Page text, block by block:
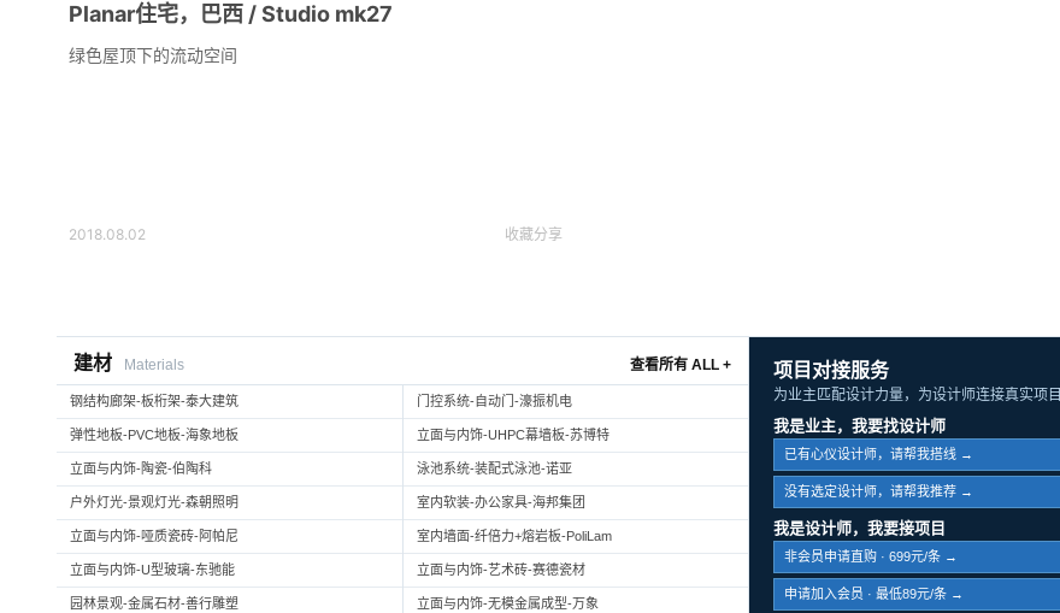
Planar住宅，巴西 / Studio mk27
绿色屋顶下的流动空间
2018.08.02 收藏分享
建材 Materials 查看所有 ALL +
钢结构廊架-板桁架-泰大建筑 门控系统-自动门-濠振机电
弹性地板-PVC地板-海象地板 立面与内饰-UHPC幕墙板-苏博特
立面与内饰-陶瓷-伯陶科 泳池系统-装配式泳池-诺亚
户外灯光-景观灯光-森朝照明 室内软装-办公家具-海邦集团
立面与内饰-哑质瓷砖-阿帕尼 室内墙面-纤倍力+熔岩板-PoliLam
立面与内饰-U型玻璃-东驰能 立面与内饰-艺术砖-赛德瓷材
园林景观-金属石材-善行雕塑 立面与内饰-无模金属成型-万象
项目对接服务
为业主匹配设计力量，为设计师连接真实项目
我是业主，我要找设计师
已有心仪设计师，请帮我搭线 →
没有选定设计师，请帮我推荐 →
我是设计师，我要接项目
非会员申请直购 · 699元/条 →
申请加入会员 · 最低89元/条 →